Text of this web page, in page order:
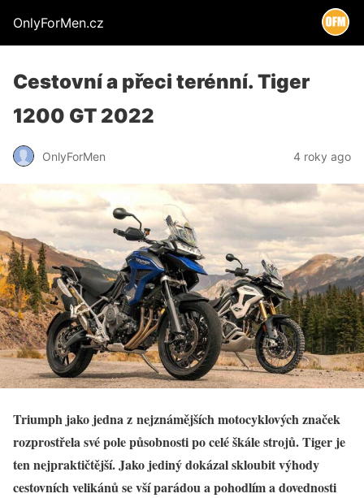
OnlyForMen.cz
Cestovní a přeci terénní. Tiger
1200 GT 2022
OnlyForMen 4 roky ago
Triumph jako jedna z nejznámějších motocyklových značek
rozprostřela své pole působnosti po celé škále strojů. Tiger je
ten nejpraktičtější. Jako jediný dokázal skloubit výhody
cestovních velikánů se vší parádou a pohodlím a dovednosti